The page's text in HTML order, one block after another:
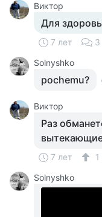
Виктор
Для
7 лет 3
Solnyshko
pochemu?
Виктор
Раз
вытекающие
7 лет
1
Solnyshko